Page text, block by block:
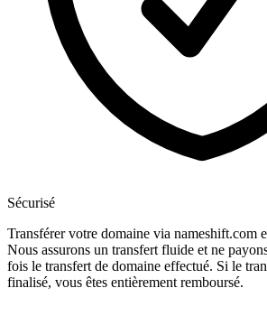
Sécurisé
Transférer votre domaine via nameshift.com
Nous assurons un transfert fluide et ne
fois le transfert de domaine effectué. Si le
finalisé, vous êtes entièrement remboursé.